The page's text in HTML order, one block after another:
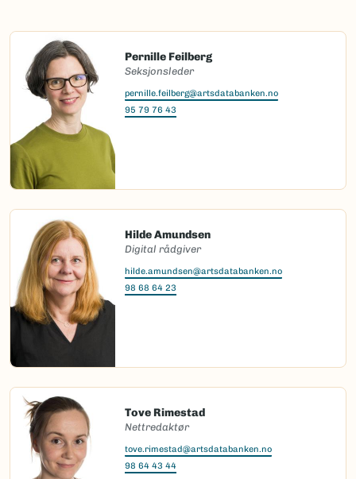
Pernille Feilberg
Seksjonsleder
pernille.feilberg@artsdatabanken.no
95 79 76 43
Hilde Amundsen
Digital rådgiver
hilde.amundsen@artsdatabanken.no
98 68 64 23
Tove Rimestad
Nettredaktør
tove.rimestad@artsdatabanken.no
98 64 43 44